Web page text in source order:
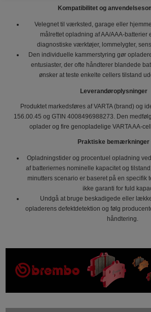
Kompatibilitet og
Velegnet til værksted, garage eller
målrettet opladning af AA/AAA-
diagnostiske værktøjer, lommelygter,
Den individuelle kammerstyring gør
entusiaster, der ofte håndterer blandede
ønsker at teste enkelte cellers tilstand
Leverandøroplysninger
Produktet markedsføres af VARTA (brand) og
156.00.45 og GTIN 4008496988273. Den
oplader og fire genopladelige VARTA AA-
Praktiske bemærkninger
Opladningstider og procentuel opladning
af batteriernes nominelle kapacitet og
minutters scenario er baseret på en specifik
ikke garanti for fuld
Undgå at bruge beskadigede eller
opladerens defektdetektion og følg
håndtering.